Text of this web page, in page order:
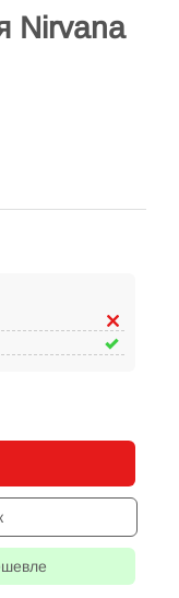
Nirvana